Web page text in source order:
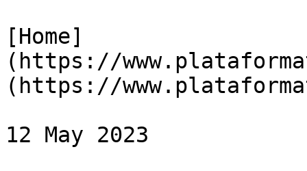
[Home]
(https://
(https://
12 May 2023